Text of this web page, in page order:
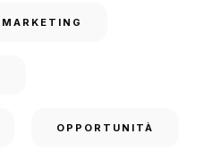
MARKETING
OPPORTUNITÀ